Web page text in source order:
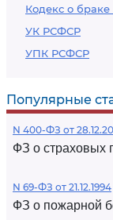
Кодекс о
УК РСФСР
УПК РСФСР
Популярные
N 400-ФЗ от
ФЗ о страховых
N 69-ФЗ от 21.12.1994
ФЗ о пожарной